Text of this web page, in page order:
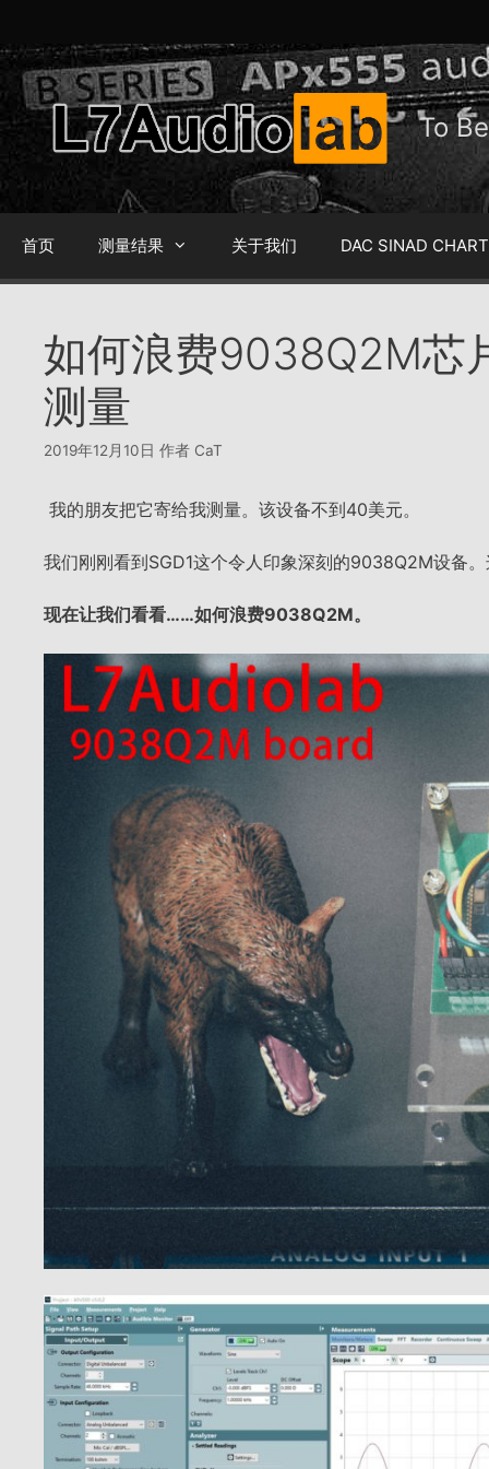
内
容
To
首页 测量结果 关于我们 DAC SINAD
如何浪费9038Q2M
测量
2019年12月10日 作者 CaT
我的朋友把它寄给我测量。该设备不到40美元。
我们刚刚看到SGD1这个令人印象深刻的9038Q2M设备
现在让我们看看……如何浪费9038Q2M。